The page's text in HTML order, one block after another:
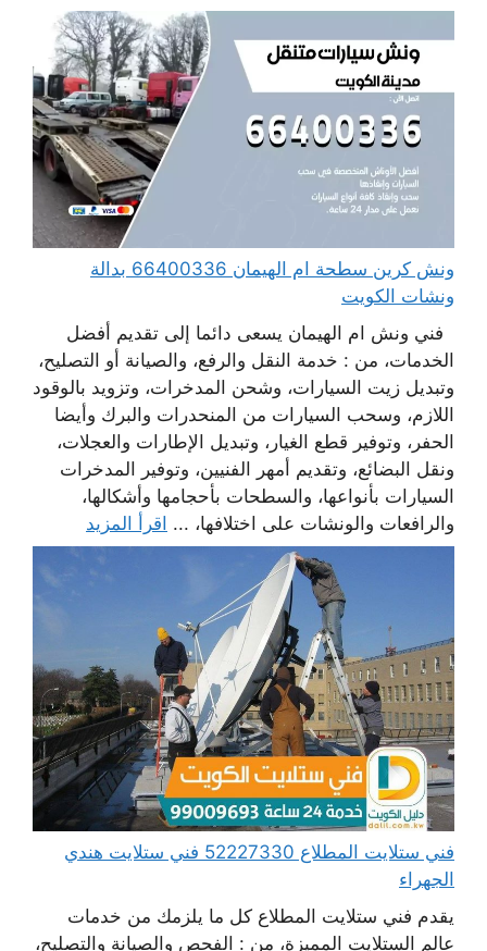
ونش كرين سطحة ام الهيمان 66400336 بدالة
ونشات الكويت
فني ونش ام الهيمان يسعى دائما إلى تقديم أفضل
الخدمات، من : خدمة النقل والرفع، والصيانة أو التصليح،
وتبديل زيت السيارات، وشحن المدخرات، وتزويد بالوقود
اللازم، وسحب السيارات من المنحدرات والبرك وأيضا
الحفر، وتوفير قطع الغيار، وتبديل الإطارات والعجلات،
ونقل البضائع، وتقديم أمهر الفنيين، وتوفير المدخرات
السيارات بأنواعها، والسطحات بأحجامها وأشكالها،
والرافعات والونشات على اختلافها، ... اقرأ المزيد
فني ستلايت المطلاع 52227330 فني ستلايت هندي
الجهراء
يقدم فني ستلايت المطلاع كل ما يلزمك من خدمات
عالم الستلايت المميزة، من : الفحص والصيانة والتصليح،